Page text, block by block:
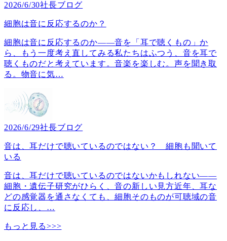
2026/6/30社長ブログ
細胞は音に反応するのか？
細胞は音に反応するのか――音を「耳で聴くもの」か
ら、もう一度考え直してみる私たちはふつう、音を耳で
聴くものだと考えています。音楽を楽しむ。声を聞き取
る。物音に気…
2026/6/29社長ブログ
音は、耳だけで聴いているのではない？ 細胞も聞いて
いる
音は、耳だけで聴いているのではないかもしれない――
細胞・遺伝子研究がひらく、音の新しい見方近年、耳な
どの感覚器を通さなくても、細胞そのものが可聴域の音
に反応し、 …
もっと見る>>>